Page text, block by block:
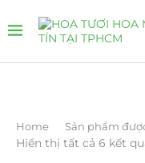
Home Sản phẩm
Hiển thị tất cả 6 kết